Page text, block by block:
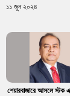
১১ জুন ২০২৪
শেয়ারবাজারে আসলে স্টক